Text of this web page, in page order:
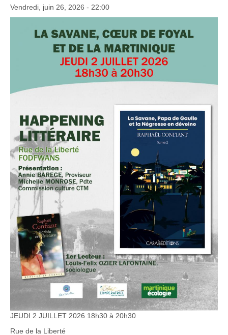
Vendredi, juin 26, 2026 - 22:00
JEUDI 2 JUILLET 2026 18h30 à 20h30
Rue de la Liberté